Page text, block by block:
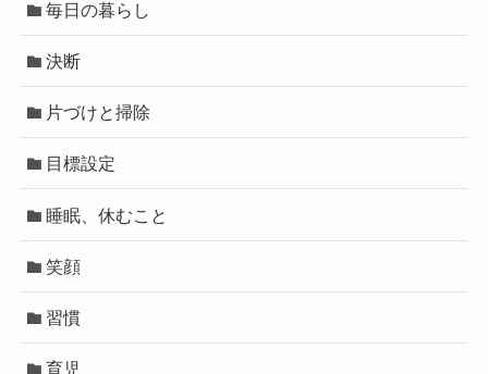
毎日の暮らし
決断
片づけと掃除
目標設定
睡眠、休むこと
笑顔
習慣
育児